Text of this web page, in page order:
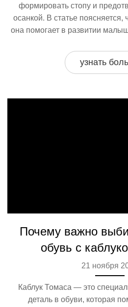
формировать стопу и
осанкой. В статье поясняется,
она помогает в развитии
обуви с таким каблуком лучше
мы предложим полезные
узнать
Почему важно
обувь с
21 ноября
Каблук Томаса — это
деталь в обуви, которая